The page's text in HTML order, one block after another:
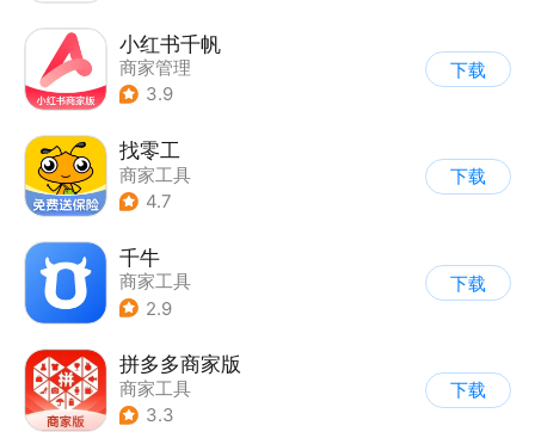
小红书千帆
商家管理
3.9
下载
找零工
商家工具
4.7
下载
千牛
商家工具
2.9
下载
拼多多商家版
商家工具
3.3
下载